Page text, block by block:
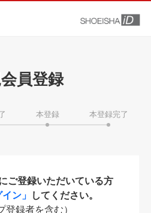
員登録
本登録 本登録完了
ご登録いただいている方
ン」 してください。
登録者を含む）